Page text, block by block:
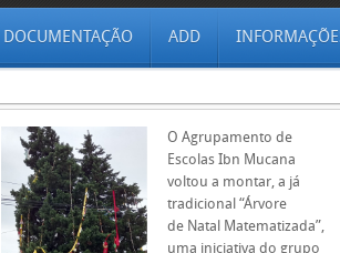
DOCUMENTAÇÃO ADD
O Agrupamento de
Escolas Ibn Mucana
voltou a montar, a já
tradicional “Árvore
de Natal Matematizada”,
uma iniciativa do grupo